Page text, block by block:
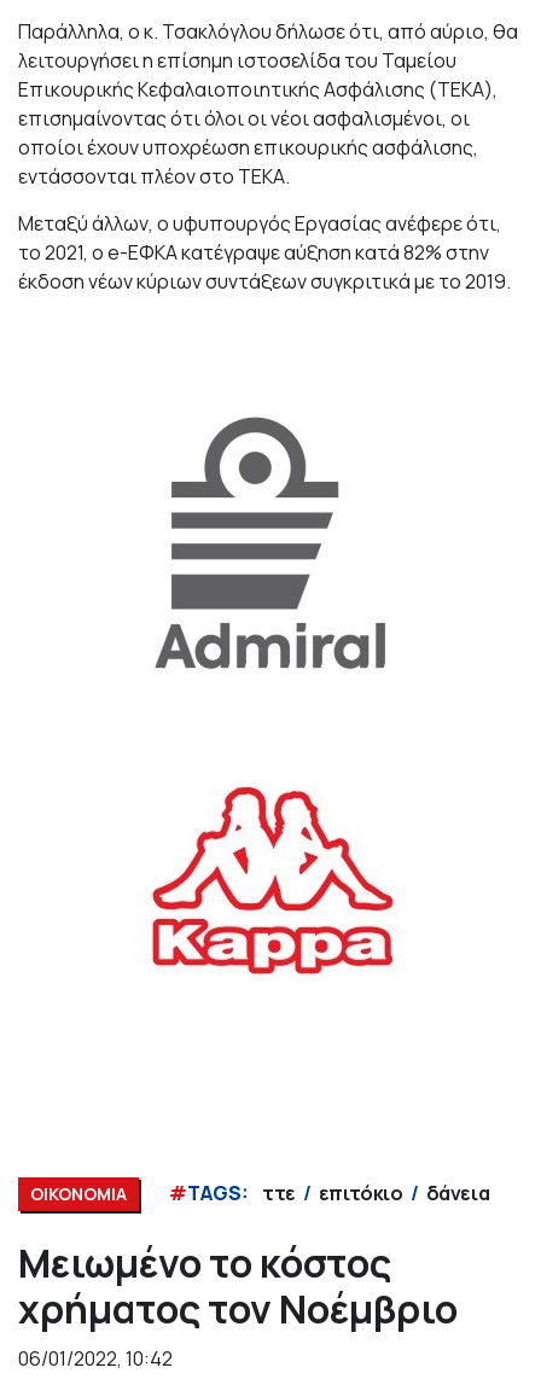
Παράλληλα, ο κ. Τσακλόγλου δήλωσε ότι, από αύριο, θα
λειτουργήσει η επίσημη ιστοσελίδα του Ταμείου
Επικουρικής Κεφαλαιοποιητικής Ασφάλισης (ΤΕΚΑ),
επισημαίνοντας ότι όλοι οι νέοι ασφαλισμένοι, οι
οποίοι έχουν υποχρέωση επικουρικής ασφάλισης,
εντάσσονται πλέον στο ΤΕΚΑ.
Μεταξύ άλλων, ο υφυπουργός Εργασίας ανέφερε ότι,
το 2021, ο e-ΕΦΚΑ κατέγραψε αύξηση κατά 82% στην
έκδοση νέων κύριων συντάξεων συγκριτικά με το 2019.
ΟΙΚΟΝΟΜΙΑ #TAGS: ττε επιτόκιο δάνεια
Μειωμένο το κόστος
χρήματος τον Νοέμβριο
06/01/2022, 10:42